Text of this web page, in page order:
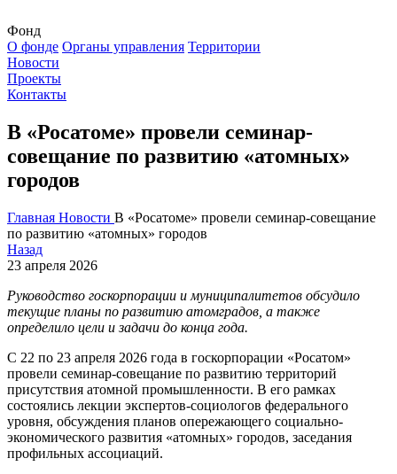
Фонд
О фонде Органы управления Территории
Новости
Проекты
Контакты
В «Росатоме» провели семинар-
совещание по развитию «атомных»
городов
Главная Новости В «Росатоме» провели семинар-совещание
по развитию «атомных» городов
Назад
23 апреля 2026
Руководство госкорпорации и муниципалитетов обсудило
текущие планы по развитию атомградов, а также
определило цели и задачи до конца года.
С 22 по 23 апреля 2026 года в госкорпорации «Росатом»
провели семинар-совещание по развитию территорий
присутствия атомной промышленности. В его рамках
состоялись лекции экспертов-социологов федерального
уровня, обсуждения планов опережающего социально-
экономического развития «атомных» городов, заседания
профильных ассоциаций.